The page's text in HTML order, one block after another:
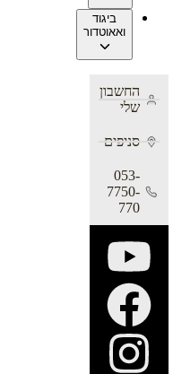
ביגוד
ואאוטדור
החשבון
שלי
סניפים
053-
7750-
770